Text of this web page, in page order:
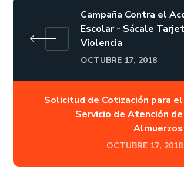
Campaña Contra el
Escolar - Sácale
Violencia
OCTUBRE 17, 2018
Solicitud de Cotización para el
Servicio de Atención de
Almuerzos
OCTUBRE 17, 2018